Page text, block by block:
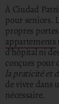
À Ciudad
pour seniors.
propres
appartements
d'hôpital ni
conçues pour
la praticité et
de vivre dans
nécessaire.